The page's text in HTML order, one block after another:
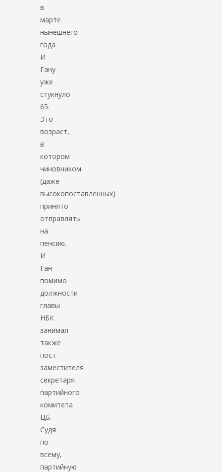
в
марте
нынешнего
года
И
Гану
уже
стукнуло
65.
Это
возраст,
в
котором
чиновником
(даже
высокопоставленных)
принято
отправлять
на
пенсию.
И
Ган
помимо
должности
главы
НБК
занимал
также
пост
заместителя
секретаря
партийного
комитета
ЦБ.
Судя
по
всему,
партийную